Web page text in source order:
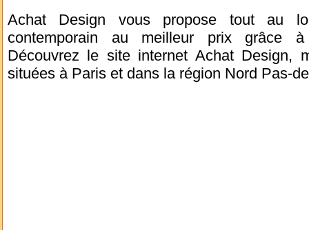
Achat Design vous propose tout au
contemporain au meilleur prix grâce
Découvrez le site internet Achat Design,
situées à Paris et dans la région Nord Pas-